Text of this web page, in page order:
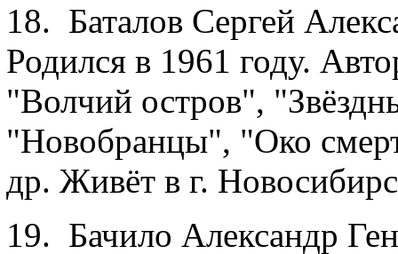
18. Баталов Сергей
Родился в 1961 году.
"Волчий остров",
"Новобранцы", "Око
др. Живёт в г.
19. Бачило Александр